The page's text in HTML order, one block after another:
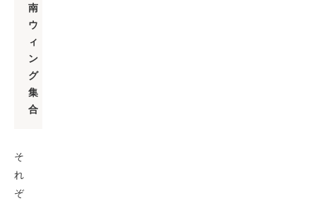
南
ウ
ィ
ン
グ
集
合
そ
れ
ぞ